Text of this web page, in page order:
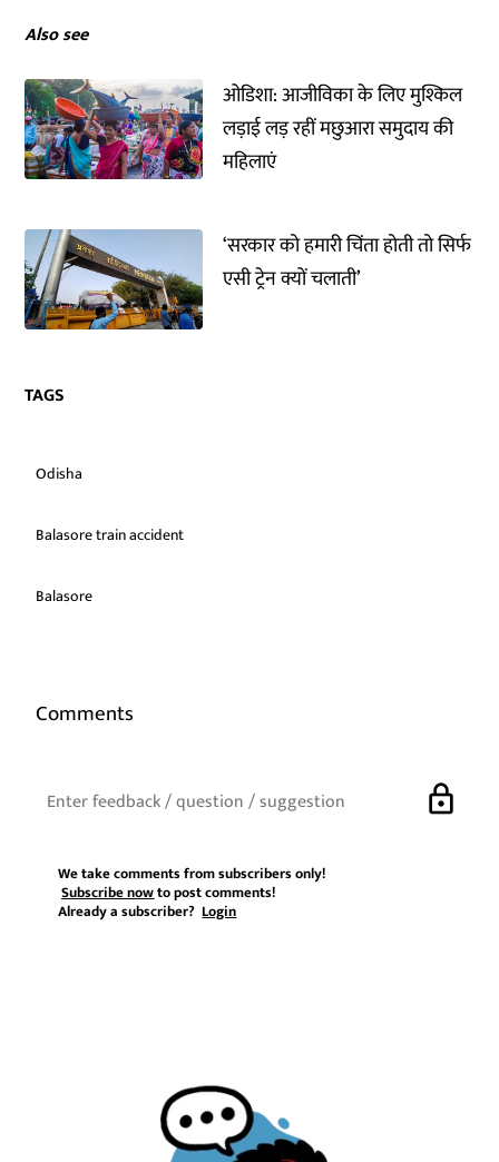
Also see
ओडिशा: आजीविका के लिए मुश्किल
लड़ाई लड़ रहीं मछुआरा समुदाय की
महिलाएं
‘सरकार को हमारी चिंता होती तो सिर्फ
एसी ट्रेन क्यों चलाती’
TAGS
Odisha
Balasore train accident
Balasore
Comments
lock
We take comments from subscribers only!
Subscribe nowto post comments!
Already a subscriber?Login